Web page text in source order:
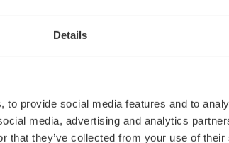
Details
to provide social media features and to
media, advertising and analytics
that they’ve collected from your use of
vous avez
d'artisans du centre-ville.